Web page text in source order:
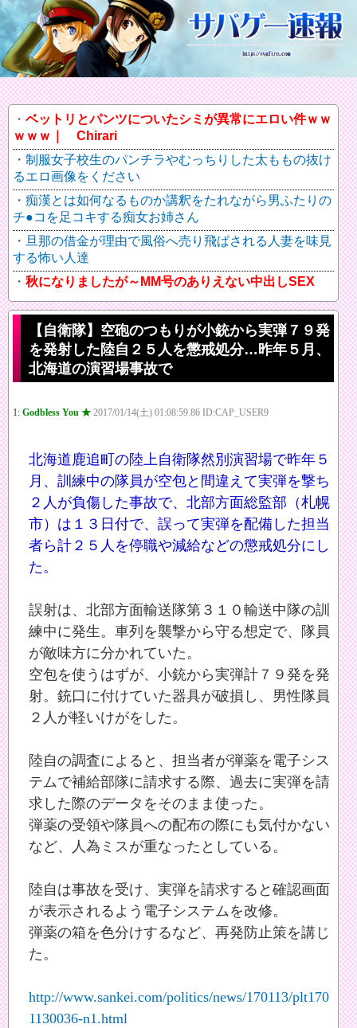
ベットリとパンツについたシミが異常にエロい件ｗｗ
ｗｗｗ｜ Chirari
制服女子校生のパンチラやむっちりした太ももの抜け
るエロ画像をください
痴漢とは如何なるものか講釈をたれながら男ふたりの
チ●コを足コキする痴女お姉さん
旦那の借金が理由で風俗へ売り飛ばされる人妻を味見
する怖い人達
秋になりましたが～MM号のありえない中出しSEX
【自衛隊】空砲のつもりが小銃から実弾７９発
を発射した陸自２５人を懲戒処分…昨年５月、
北海道の演習場事故で
1: Godbless You ★ 2017/01/14(土) 01:08:59.86 ID:CAP_USER9
北海道鹿追町の陸上自衛隊然別演習場で昨年５
月、訓練中の隊員が空包と間違えて実弾を撃ち
２人が負傷した事故で、北部方面総監部（札幌
市）は１３日付で、誤って実弾を配備した担当
者ら計２５人を停職や減給などの懲戒処分にし
た。
誤射は、北部方面輸送隊第３１０輸送中隊の訓
練中に発生。車列を襲撃から守る想定で、隊員
が敵味方に分かれていた。
空包を使うはずが、小銃から実弾計７９発を発
射。銃口に付けていた器具が破損し、男性隊員
２人が軽いけがをした。
陸自の調査によると、担当者が弾薬を電子シス
テムで補給部隊に請求する際、過去に実弾を請
求した際のデータをそのまま使った。
弾薬の受領や隊員への配布の際にも気付かない
など、人為ミスが重なったとしている。
陸自は事故を受け、実弾を請求すると確認画面
が表示されるよう電子システムを改修。
弾薬の箱を色分けするなど、再発防止策を講じ
た。
http://www.sankei.com/politics/news/170113/plt170
1130036-n1.html